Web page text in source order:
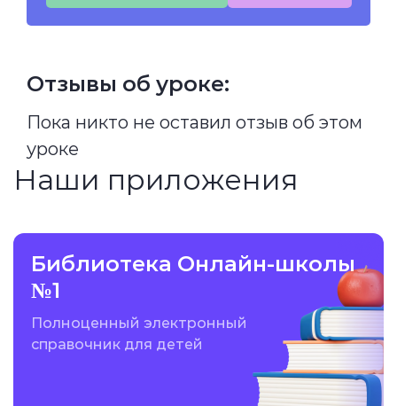
Отзывы об уроке:
Пока никто не оставил отзыв об этом
уроке
Наши приложения
Библиотека Онлайн-школы
№1
Полноценный электронный
справочник для детей